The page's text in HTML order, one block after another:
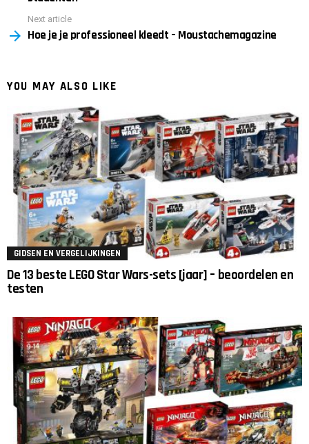
Next article
Hoe je je professioneel kleedt – Moustachemagazine
YOU MAY ALSO LIKE
GIDSEN EN VERGELIJKINGEN
De 13 beste LEGO Star Wars-sets [jaar] – beoordelen en
testen